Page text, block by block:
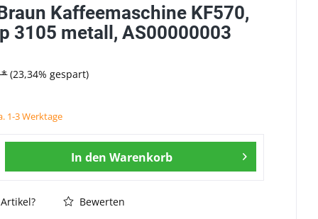
Kaffeemaschine KF570,
3105 metall, AS00000003
* (23,34% gespart)
1-3 Werktage
In den Warenkorb
Bewerten